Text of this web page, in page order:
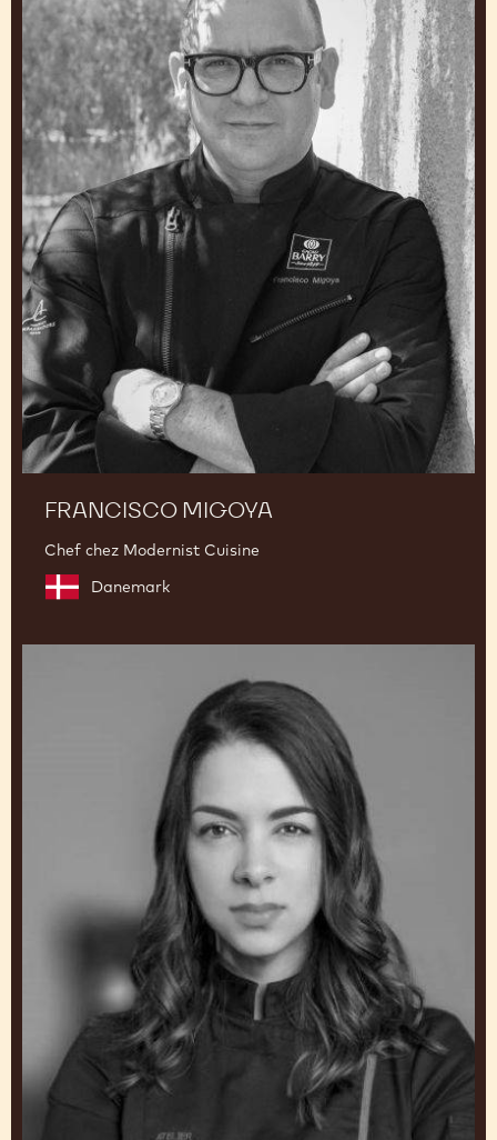
FRANCISCO MIGOYA
Chef chez Modernist Cuisine
Danemark